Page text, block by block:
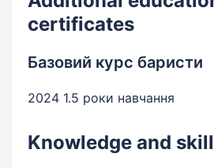
certificates
Базовий курс баристи
2024 1.5 роки навчання
Knowledge and